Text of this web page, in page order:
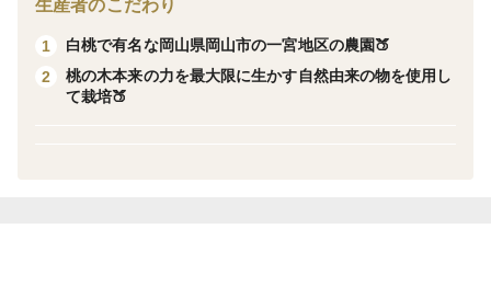
味は贈答用と変わりませんので美味しく頂けます。
◾️品種・味の特徴
生産者のこだわり
1
白桃で有名な岡山県岡山市の一宮地区の農園🍑
2
桃の木本来の力を最大限に生かす自然由来の物を使用し
て栽培🍑